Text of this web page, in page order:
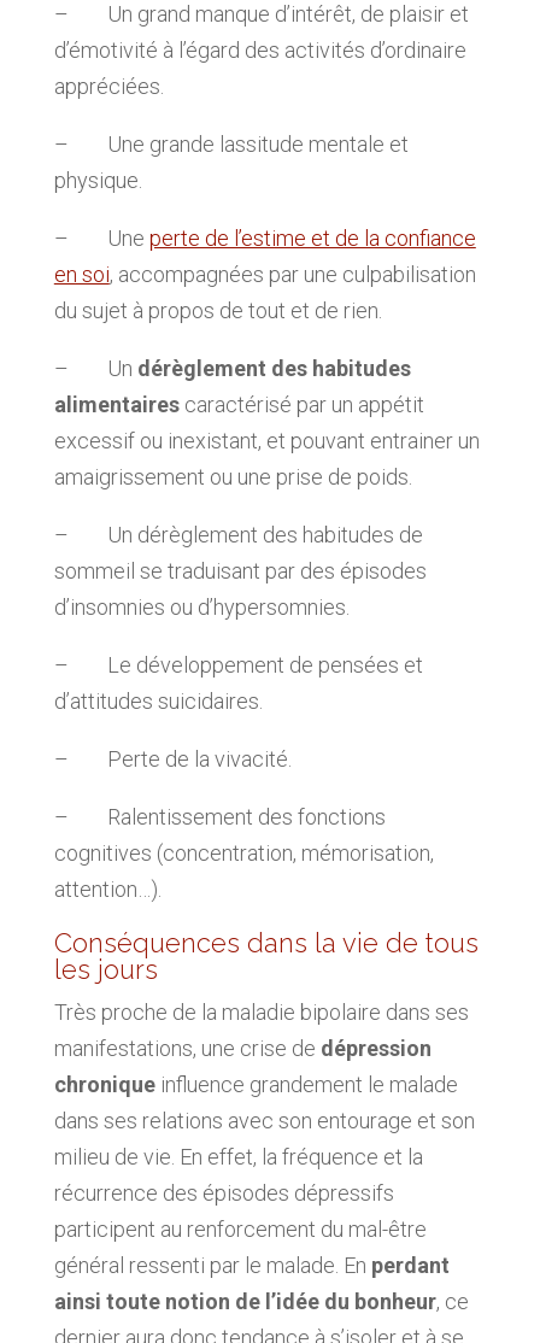
– Un grand manque d’intérêt, de plaisir et
d’émotivité à l’égard des activités d’ordinaire
appréciées.
– Une grande lassitude mentale et
physique.
– Une perte de l’estime et de la confiance
en soi, accompagnées par une culpabilisation
du sujet à propos de tout et de rien.
– Un dérèglement des habitudes
alimentairescaractérisé par un appétit
excessif ou inexistant, et pouvant entrainer un
amaigrissement ou une prise de poids.
– Un dérèglement des habitudes de
sommeil se traduisant par des épisodes
d’insomnies ou d’hypersomnies.
– Le développement de pensées et
d’attitudes suicidaires.
– Perte de la vivacité.
– Ralentissement des fonctions
cognitives (concentration, mémorisation,
attention…).
Conséquences dans la vie de tous
les jours
Très proche de la maladie bipolaire dans ses
manifestations, une crise de dépression
chroniqueinfluence grandement le malade
dans ses relations avec son entourage et son
milieu de vie. En effet, la fréquence et la
récurrence des épisodes dépressifs
participent au renforcement du mal-être
général ressenti par le malade. En perdant
ainsi toute notion de l’idée du bonheur, ce